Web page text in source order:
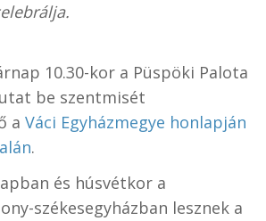
10.30-kor a Püspöki Palota
be szentmisét
a Váci Egyházmegye honlapján
.
és húsvétkor a
székesegyházban lesznek a